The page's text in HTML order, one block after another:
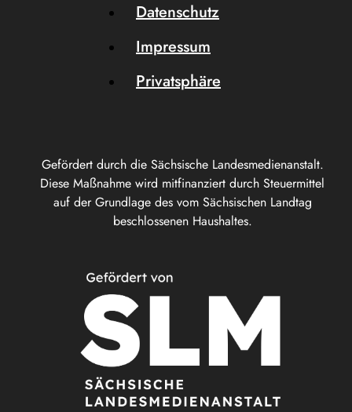
Gefördert durch die Sächsische Landesmedienanstalt.
Diese Maßnahme wird mitfinanziert durch Steuermittel
auf der Grundlage des vom Sächsischen Landtag
beschlossenen Haushaltes.
Datenschutz
Impressum
Privatsphäre